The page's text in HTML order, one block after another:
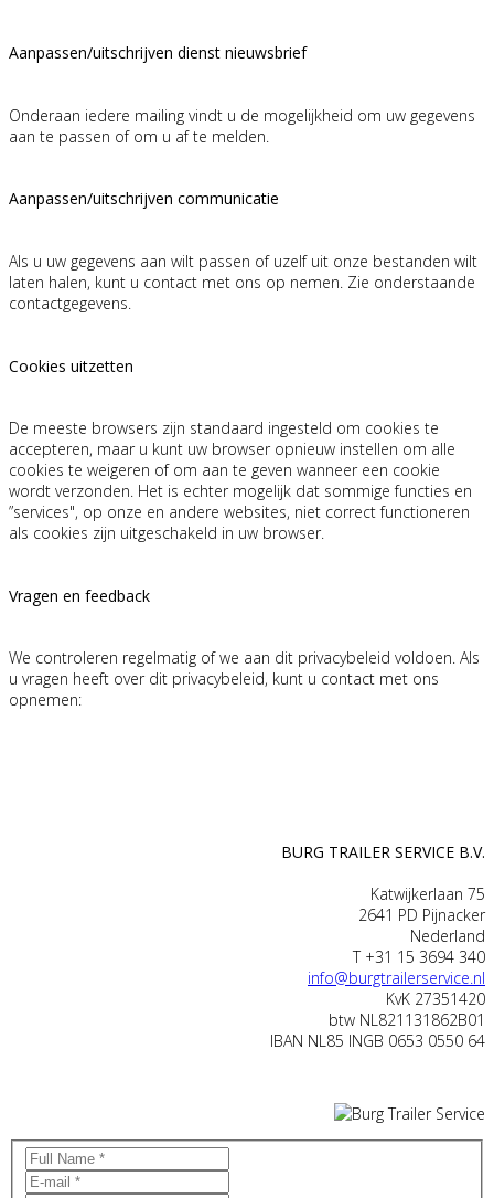
Aanpassen/uitschrijven dienst nieuwsbrief
Onderaan iedere mailing vindt u de mogelijkheid om uw gegevens
aan te passen of om u af te melden.
Aanpassen/uitschrijven communicatie
Als u uw gegevens aan wilt passen of uzelf uit onze bestanden wilt
laten halen, kunt u contact met ons op nemen. Zie onderstaande
contactgegevens.
Cookies uitzetten
De meeste browsers zijn standaard ingesteld om cookies te
accepteren, maar u kunt uw browser opnieuw instellen om alle
cookies te weigeren of om aan te geven wanneer een cookie
wordt verzonden. Het is echter mogelijk dat sommige functies en
”services", op onze en andere websites, niet correct functioneren
als cookies zijn uitgeschakeld in uw browser.
Vragen en feedback
We controleren regelmatig of we aan dit privacybeleid voldoen. Als
u vragen heeft over dit privacybeleid, kunt u contact met ons
opnemen:
BURG TRAILER SERVICE B.V.
Katwijkerlaan 75
2641 PD Pijnacker
Nederland
T +31 15 3694 340
info@burgtrailerservice.nl
KvK 27351420
btw NL821131862B01
IBAN NL85 INGB 0653 0550 64